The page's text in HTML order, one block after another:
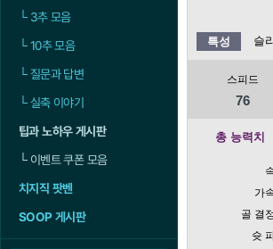
└3추 모음
└10추 모음
└질문과 답변
└실축 이야기
팁과 노하우 게시판
└이벤트 쿠폰 모음
치지직 팟벤
SOOP 게시판
특성 슬
스피드
76
총 능력치
가
골 결
슛